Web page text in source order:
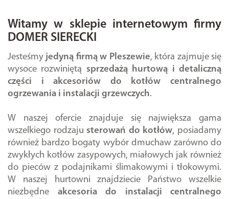
Witamy w sklepie internetowym firmy
DOMER SIERECKI
Jesteśmy jedyną firmą w Pleszewie, która zajmuje się
wysoce rozwiniętą sprzedażą hurtową i detaliczną
części i akcesoriów do kotłów centralnego
ogrzewania i instalacji grzewczych.
W naszej ofercie znajduje się największa gama
wszelkiego rodzaju sterowań do kotłów, posiadamy
również bardzo bogaty wybór dmuchaw zarówno do
zwykłych kotłów zasypowych, miałowych jak również
do pieców z podajnikami ślimakowymi i tłokowymi.
W naszej hurtowni znajdziecie Państwo wszelkie
niezbędne akcesoria do instalacji centralnego